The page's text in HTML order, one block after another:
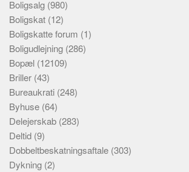
Boligsalg (980)
Boligskat (12)
Boligskatte forum (1)
Boligudlejning (286)
Bopæl (12109)
Briller (43)
Bureaukrati (248)
Byhuse (64)
Delejerskab (283)
Deltid (9)
Dobbeltbeskatningsaftale (303)
Dykning (2)